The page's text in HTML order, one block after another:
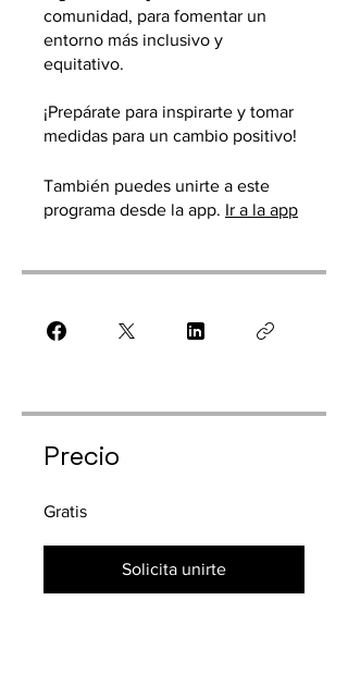
comunidad, para fomentar un
entorno más inclusivo y
equitativo.
¡Prepárate para inspirarte y tomar
medidas para un cambio positivo!
También puedes unirte a este
programa desde la app. Ir a la app
Precio
Gratis
Solicita unirte